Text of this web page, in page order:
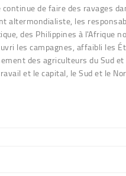
de faire des ravages
altermondialiste, les
des Philippines à
les campagnes, affaibli les
des agriculteurs du Sud
et le capital, le Sud et le